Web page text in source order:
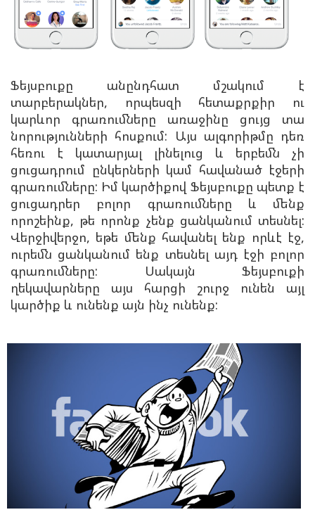
Ֆեյսբուքը անընդհատ մշակում է
տարբերակներ, որպեսզի հետաքրքիր ու
կարևոր գրառումները առաջինը ցույց տա
նորությունների հոսքում: Այս ալգորիթմը դեռ
հեռու է կատարյալ լինելուց և երբեմն չի
ցուցադրում ընկերների կամ հավանած էջերի
գրառումները: Իմ կարծիքով Ֆեյսբուքը պետք է
ցուցադրեր բոլոր գրառումները և մենք
որոշեինք, թե որոնք չենք ցանկանում տեսնել:
Վերջիվերջո, եթե մենք հավանել ենք որևէ էջ,
ուրեմն ցանկանում ենք տեսնել այդ էջի բոլոր
գրառումները: Սակայն Ֆեյսբուքի
ղեկավարները այս հարցի շուրջ ունեն այլ
կարծիք և ունենք այն ինչ ունենք: